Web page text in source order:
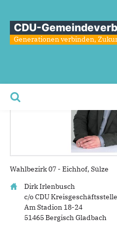
CDU-
Generationen verbinden,
Wahlbezirk 07 - Eichhof, Sülze
Dirk Irlenbusch
c/o CDU Kreisgeschäftsstelle
Am Stadion 18-24
51465 Bergisch Gladbach